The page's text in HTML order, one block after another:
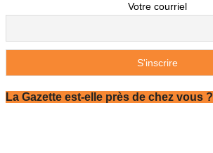
Votre courriel
La Gazette est-elle près de chez vous ?